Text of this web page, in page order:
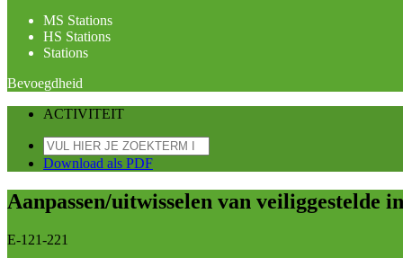
MS Stations
HS Stations
Stations
Bevoegdheid
ACTIVITEIT
Download als PDF
Aanpassen/uitwisselen van veiliggestelde
E-121-221